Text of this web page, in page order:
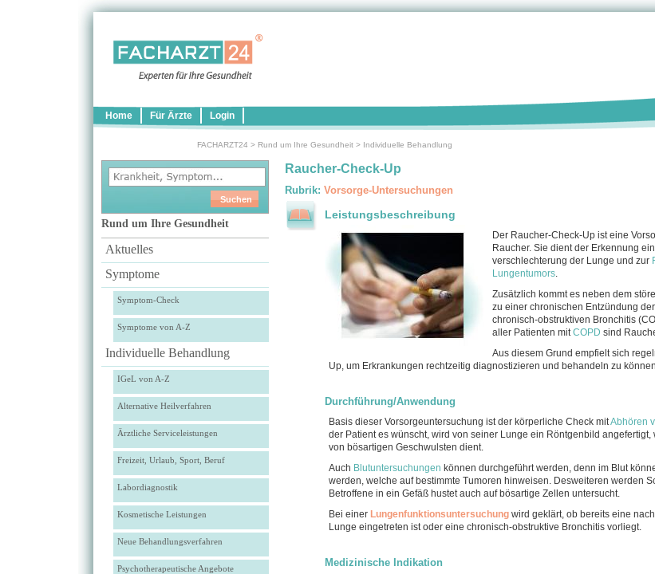
Home Für Ärzte Login
FACHARZT24 > Rund um Ihre Gesundheit> Individuelle Behandlung
Rund um Ihre Gesundheit
Aktuelles
Symptome
Symptom-Check
Symptome von A-Z
Individuelle Behandlung
IGeL von A-Z
Alternative Heilverfahren
Ärztliche Serviceleistungen
Freizeit, Urlaub, Sport, Beruf
Labordiagnostik
Kosmetische Leistungen
Neue Behandlungsverfahren
Psychotherapeutische Angebote
Raucher-Check-Up
Rubrik: Vorsorge-Untersuchungen
Leistungsbeschreibung
Der Raucher-Check-Up ist eine
Raucher. Sie dient der Erkennung
verschlechterung der Lunge und zur
Lungentumors.
Zusätzlich kommt es neben dem
zu einer chronischen Entzündung
chronisch-obstruktiven Bronchitis
aller Patienten mitCOPD sind
Aus diesem Grund empfielt sich
Up, um Erkrankungen rechtzeitig diagnostizieren und behandeln zu
Durchführung/Anwendung
Basis dieser Vorsorgeuntersuchung ist der körperliche Check mitAbhören
der Patient es wünscht, wird von seiner Lunge ein Röntgenbild
von bösartigen Geschwulsten dient.
Auch Blutuntersuchungen können durchgeführt werden, denn im Blut
werden, welche auf bestimmte Tumoren hinweisen. Desweiteren werden
Betroffene in ein Gefäß hustet auch auf bösartige Zellen untersucht.
Bei einer Lungenfunktionsuntersuchungwird geklärt, ob bereits eine
Lunge eingetreten ist oder eine chronisch-obstruktive Bronchitis vorliegt.
Medizinische Indikation